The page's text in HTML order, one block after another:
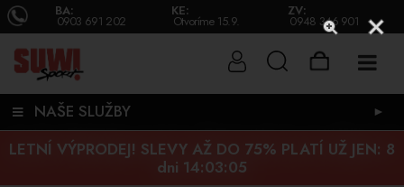
BA:
0903 691 202
KE:
Otvoríme 15.9.
ZV:
0948 346 901
NAŠE SLUŽBY ►
LETNÍ VÝPRODEJ! SLEVY AŽ DO 75% PLATÍ UŽ JEN: 8
dni 14:03:04